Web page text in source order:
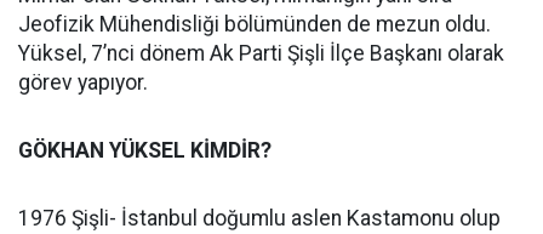
Jeofizik Mühendisliği bölümünden de mezun oldu.
Yüksel, 7’nci dönem Ak Parti Şişli İlçe Başkanı olarak
görev yapıyor.
GÖKHAN YÜKSEL KİMDİR?
1976 Şişli- İstanbul doğumlu aslen Kastamonu olup